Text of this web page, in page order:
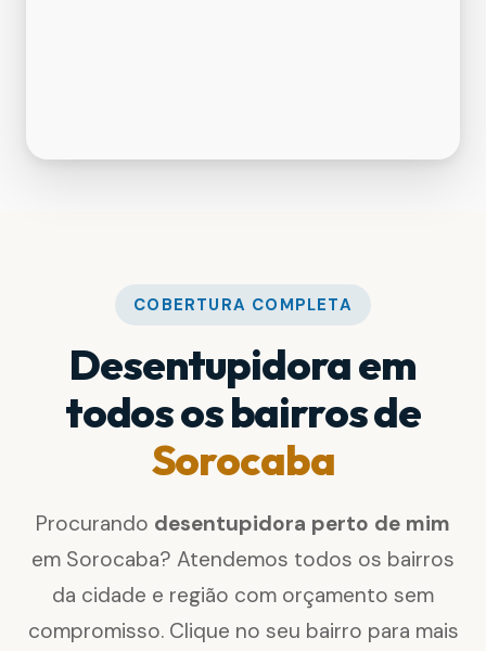
COBERTURA COMPLETA
Desentupidora em
todos os bairros de
Sorocaba
Procurando desentupidora perto de mim
em Sorocaba? Atendemos todos os bairros
da cidade e região com orçamento sem
compromisso. Clique no seu bairro para mais